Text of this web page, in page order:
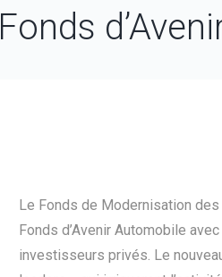
Fonds
Le Fonds de Modernisation
Fonds d’Avenir Automobile
investisseurs privés. Le